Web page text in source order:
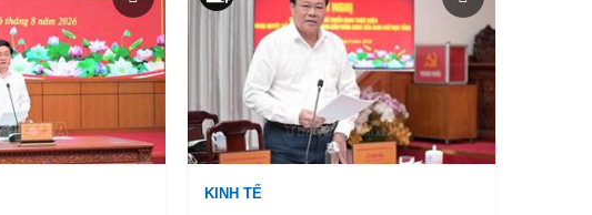
KINH TẾ